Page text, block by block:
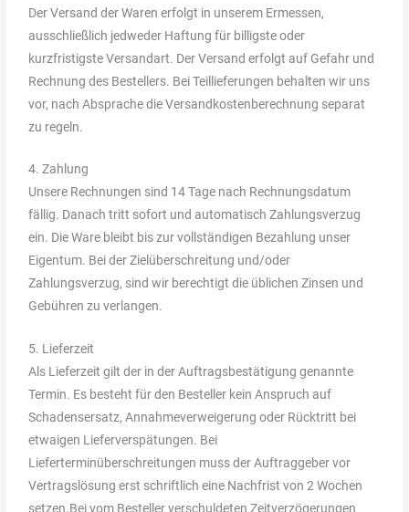
Der Versand der Waren erfolgt in unserem Ermessen,
ausschließlich jedweder Haftung für billigste oder
kurzfristigste Versandart. Der Versand erfolgt auf Gefahr und
Rechnung des Bestellers. Bei Teillieferungen behalten wir uns
vor, nach Absprache die Versandkostenberechnung separat
zu regeln.
4. Zahlung
Unsere Rechnungen sind 14 Tage nach Rechnungsdatum
fällig. Danach tritt sofort und automatisch Zahlungsverzug
ein. Die Ware bleibt bis zur vollständigen Bezahlung unser
Eigentum. Bei der Zielüberschreitung und/oder
Zahlungsverzug, sind wir berechtigt die üblichen Zinsen und
Gebühren zu verlangen.
5. Lieferzeit
Als Lieferzeit gilt der in der Auftragsbestätigung genannte
Termin. Es besteht für den Besteller kein Anspruch auf
Schadensersatz, Annahmeverweigerung oder Rücktritt bei
etwaigen Lieferverspätungen. Bei
Lieferterminüberschreitungen muss der Auftraggeber vor
Vertragslösung erst schriftlich eine Nachfrist von 2 Wochen
setzen.Bei vom Besteller verschuldeten Zeitverzögerungen